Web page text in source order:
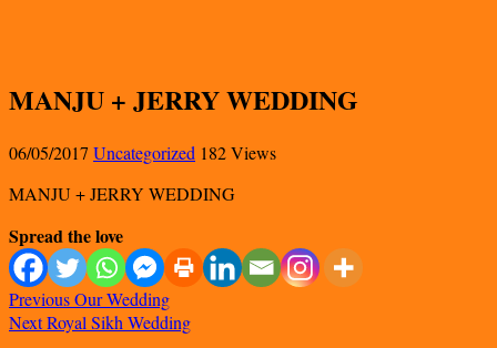
MANJU + JERRY WEDDING
06/05/2017 Uncategorized 182 Views
MANJU + JERRY WEDDING
Spread the love
PreviousOur Wedding
NextRoyal Sikh Wedding